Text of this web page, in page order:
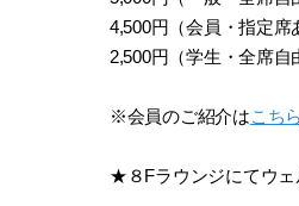
4,500円（会員・指定席
2,500円（学生・全席自
※会員のご紹介はこちら
★８Fラウンジにてウェ